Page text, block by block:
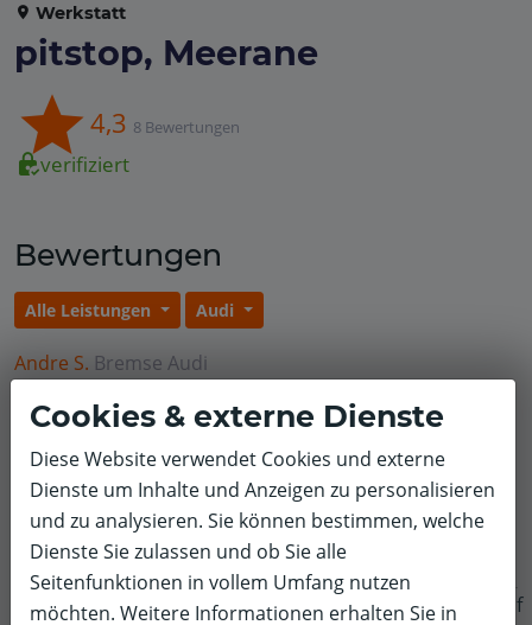
Werkstatt
pitstop, Meerane
4,3 8 Bewertungen
verifiziert
Bewertungen
Alle Leistungen Audi
Andre S. Bremse Audi
5,0/5
sehr gute Ausführung der Reparatur! Jederzeit gerne
wieder!
Cookies & externe Dienste
Diese Website verwendet Cookies und externe
Dienste um Inhalte und Anzeigen zu personalisieren
und zu analysieren. Sie können bestimmen, welche
Dienste Sie zulassen und ob Sie alle
Seitenfunktionen in vollem Umfang nutzen
möchten. Weitere Informationen erhalten Sie in
f